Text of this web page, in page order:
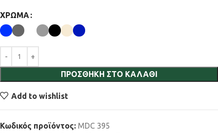
ΧΡΏΜΑ
ΠΡΟΣΘΉΚΗ ΣΤΟ ΚΑΛΆΘΙ
Add to wishlist
Κωδικός προϊόντος: MDC 395